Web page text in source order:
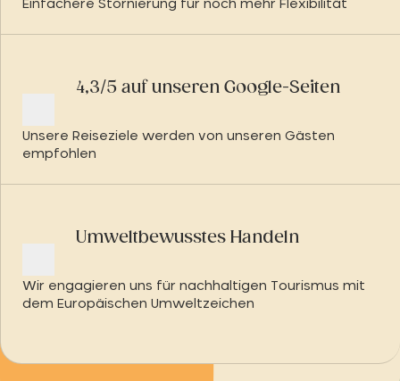
Einfachere Stornierung für noch mehr Flexibilität
4,3/5 auf unseren Google-Seiten
Unsere Reiseziele werden von unseren Gästen
empfohlen
Umweltbewusstes Handeln
Wir engagieren uns für nachhaltigen Tourismus mit
dem Europäischen Umweltzeichen